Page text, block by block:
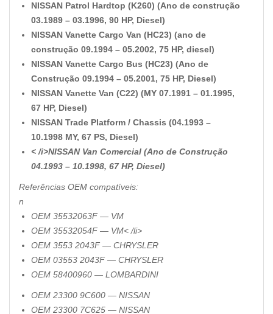
NISSAN Patrol Hardtop (K260) (Ano de construção
03.1989 – 03.1996, 90 HP, Diesel)
NISSAN Vanette Cargo Van (HC23) (ano de
construção 09.1994 – 05.2002, 75 HP, diesel)
NISSAN Vanette Cargo Bus (HC23) (Ano de
Construção 09.1994 – 05.2001, 75 HP, Diesel)
NISSAN Vanette Van (C22) (MY 07.1991 – 01.1995,
67 HP, Diesel)
NISSAN Trade Platform / Chassis (04.1993 –
10.1998 MY, 67 PS, Diesel)
< /i>NISSAN Van Comercial (Ano de Construção
04.1993 – 10.1998, 67 HP, Diesel)
Referências OEM compatíveis:
n
OEM 35532063F — VM
OEM 35532054F — VM< /li>
OEM 3553 2043F — CHRYSLER
OEM 03553 2043F — CHRYSLER
OEM 58400960 — LOMBARDINI
OEM 23300 9C600 — NISSAN
OEM 23300 7C625 — NISSAN